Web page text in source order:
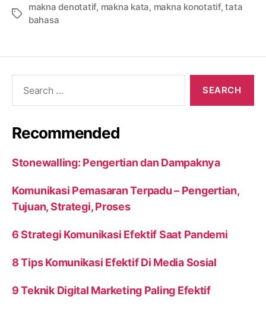
Tags
makna denotatif, makna kata, makna konotatif,tata
bahasa
Recommended
Stonewalling: Pengertian dan Dampaknya
Komunikasi Pemasaran Terpadu – Pengertian,
Tujuan, Strategi, Proses
6 Strategi Komunikasi Efektif Saat Pandemi
8 Tips Komunikasi Efektif Di Media Sosial
9 Teknik Digital Marketing Paling Efektif